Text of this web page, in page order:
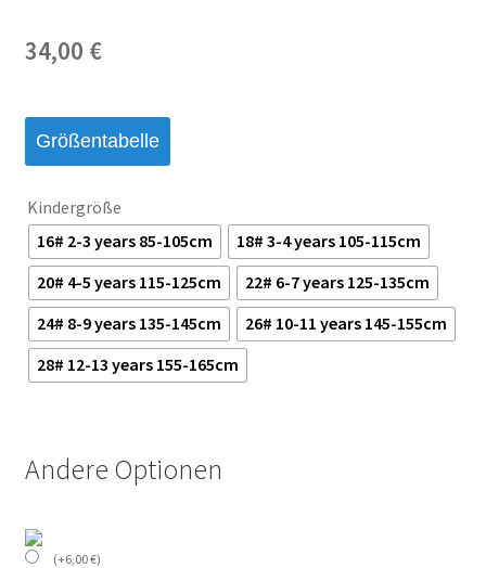
34,00 €
Größentabelle
Kindergröße
16# 2-3 years 85-105cm
18# 3-4 years 105-115cm
20# 4-5 years 115-125cm
22# 6-7 years 125-135cm
24# 8-9 years 135-145cm
26# 10-11 years 145-155cm
28# 12-13 years 155-165cm
Andere Optionen
(+6,00€)